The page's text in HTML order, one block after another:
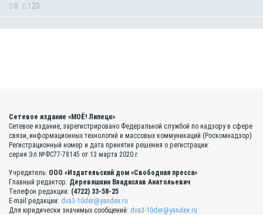
0 120
Сетевое издание «МОЁ! Липецк»
Сетевое издание, зарегистрировано Федеральной службой по надзору в сфере
связи, информационных технологий и массовых коммуникаций (Роскомнадзор).
Регистрационный номер и дата принятия решения о регистрации:
серия Эл №ФС77-78145 от 13 марта 2020 г.
Учредитель: ООО «Издательский дом «Свободная пресса»
Главный редактор: Деревяшкин Владислав Анатольевич
Телефон редакции: (4722) 33-58-25
E-mail редакции: dva3-10der@yandex.ru
Для юридически значимых сообщений: dva3-10der@yandex.ru